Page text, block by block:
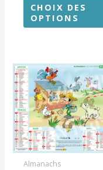
CHOIX DES
OPTIONS
Almanachs